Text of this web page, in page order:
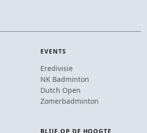
EVENTS
Eredivisie
NK Badminton
Dutch Open
Zomerbadminton
BLIJF OP DE HOOGTE